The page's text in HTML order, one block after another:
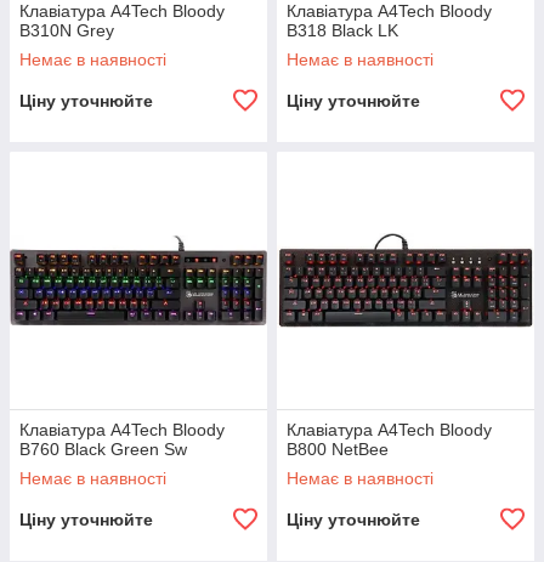
Клавіатура A4Tech Bloody
B310N Grey
Немає в наявності
Ціну уточнюйте
Клавіатура A4Tech Bloody
B318 Black LK
Немає в наявності
Ціну уточнюйте
Клавіатура A4Tech Bloody
B760 Black Green Sw
Немає в наявності
Ціну уточнюйте
Клавіатура A4Tech Bloody
B800 NetBee
Немає в наявності
Ціну уточнюйте